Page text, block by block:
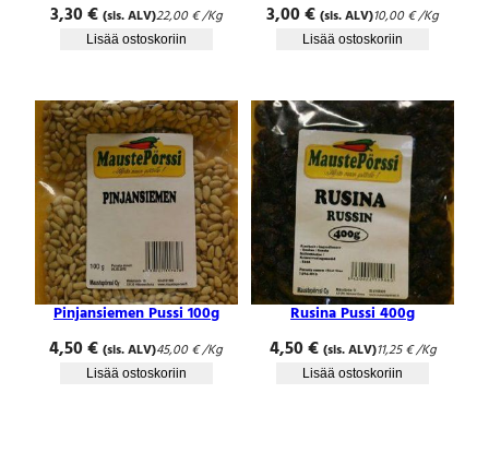
3,30€ (sis. ALV)22,00€/Kg
Lisää ostoskoriin
3,00€ (sis. ALV)10,00€/Kg
Lisää ostoskoriin
Pinjansiemen Pussi 100g
4,50€ (sis. ALV)45,00€/Kg
Lisää ostoskoriin
Rusina Pussi 400g
4,50€ (sis. ALV)11,25€/Kg
Lisää ostoskoriin